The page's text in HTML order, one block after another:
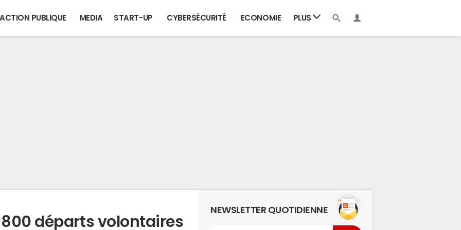
ACTION PUBLIQUE MEDIA START-UP CYBERSÉCURITÉ ECONOMIE PLUS
départs volontaires
NEWSLETTER QUOTIDIENNE